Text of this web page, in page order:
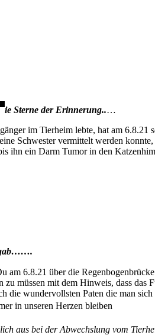
ie Sterne der Erinnerung..…
im Tierheim lebte, hat am
Schwester vermittelt werden
ihn ein Darm Tumor in den
gab…….
am 6.8.21 über die
müssen mit dem Hinweis, dass
die wundervollsten Paten die man
in unseren Herzen bleiben
aus bei der Abwechslung vom